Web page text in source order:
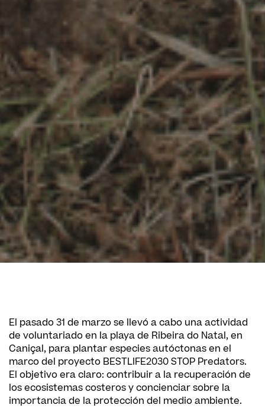
El pasado 31 de marzo se llevó a cabo una actividad
de voluntariado en la playa de Ribeira do Natal, en
Caniçal, para plantar especies autóctonas en el
marco del proyecto BESTLIFE2030 STOP Predators.
El objetivo era claro: contribuir a la recuperación de
los ecosistemas costeros y concienciar sobre la
importancia de la protección del medio ambiente.